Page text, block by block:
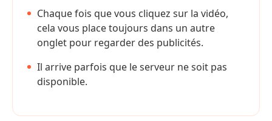
Chaque fois que vous cliquez sur la vidéo,
cela vous place toujours dans un autre
onglet pour regarder des publicités.
Il arrive parfois que le serveur ne soit pas
disponible.